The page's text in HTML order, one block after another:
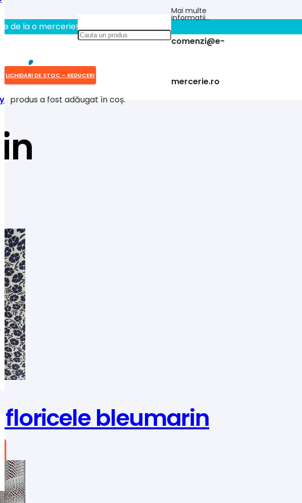
de la o mercerie!!
Mai multe
informatii…
comenzi@e-
mercerie.ro
LICHIDARI DE STOC – REDUCERI
produsa fost adăugat în coș.
floricele bleumarin